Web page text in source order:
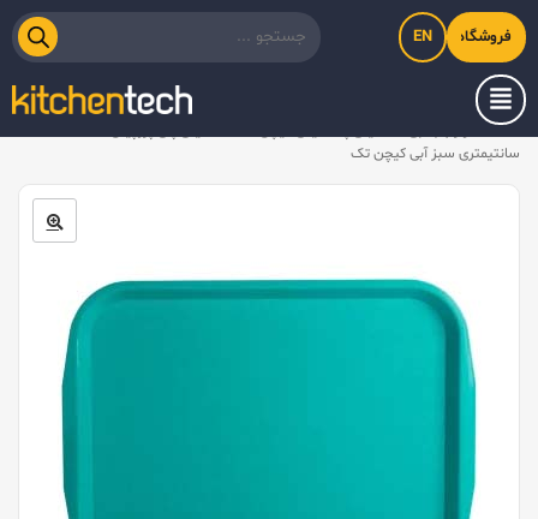
فروشگاه اینترنتی کیت‌لاین
EN
خانه
سانتیمتری سبز آبی کیچن تک